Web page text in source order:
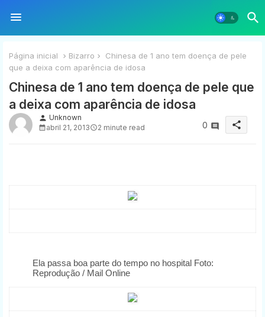
Página inicial Bizarro
Chinesa de 1 ano tem doença de pele
que a deixa com aparência de idosa
Chinesa de 1 ano tem doença de pele que
a deixa com aparência de idosa
person Unknown
abril 21, 2013
2 minute read 0 share
Ela passa boa parte do tempo no hospital Foto:
Reprodução / Mail Online